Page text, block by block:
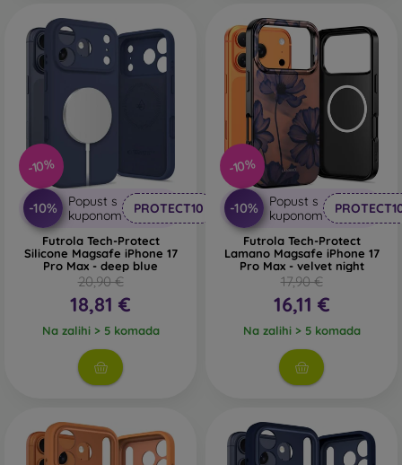
-10%
-10%
Popust s
kuponom
PROTECT10
Futrola Tech-Protect
Silicone Magsafe iPhone 17
Pro Max - deep blue
20,90 €
18,81 €
Na zalihi > 5 komada
-10%
-10%
Popust s
kuponom
Futrola Tech-Protect
Lamano Magsafe iPhone 17
Pro Max - velvet night
17,90 €
16,11 €
Na zalihi > 5 komada